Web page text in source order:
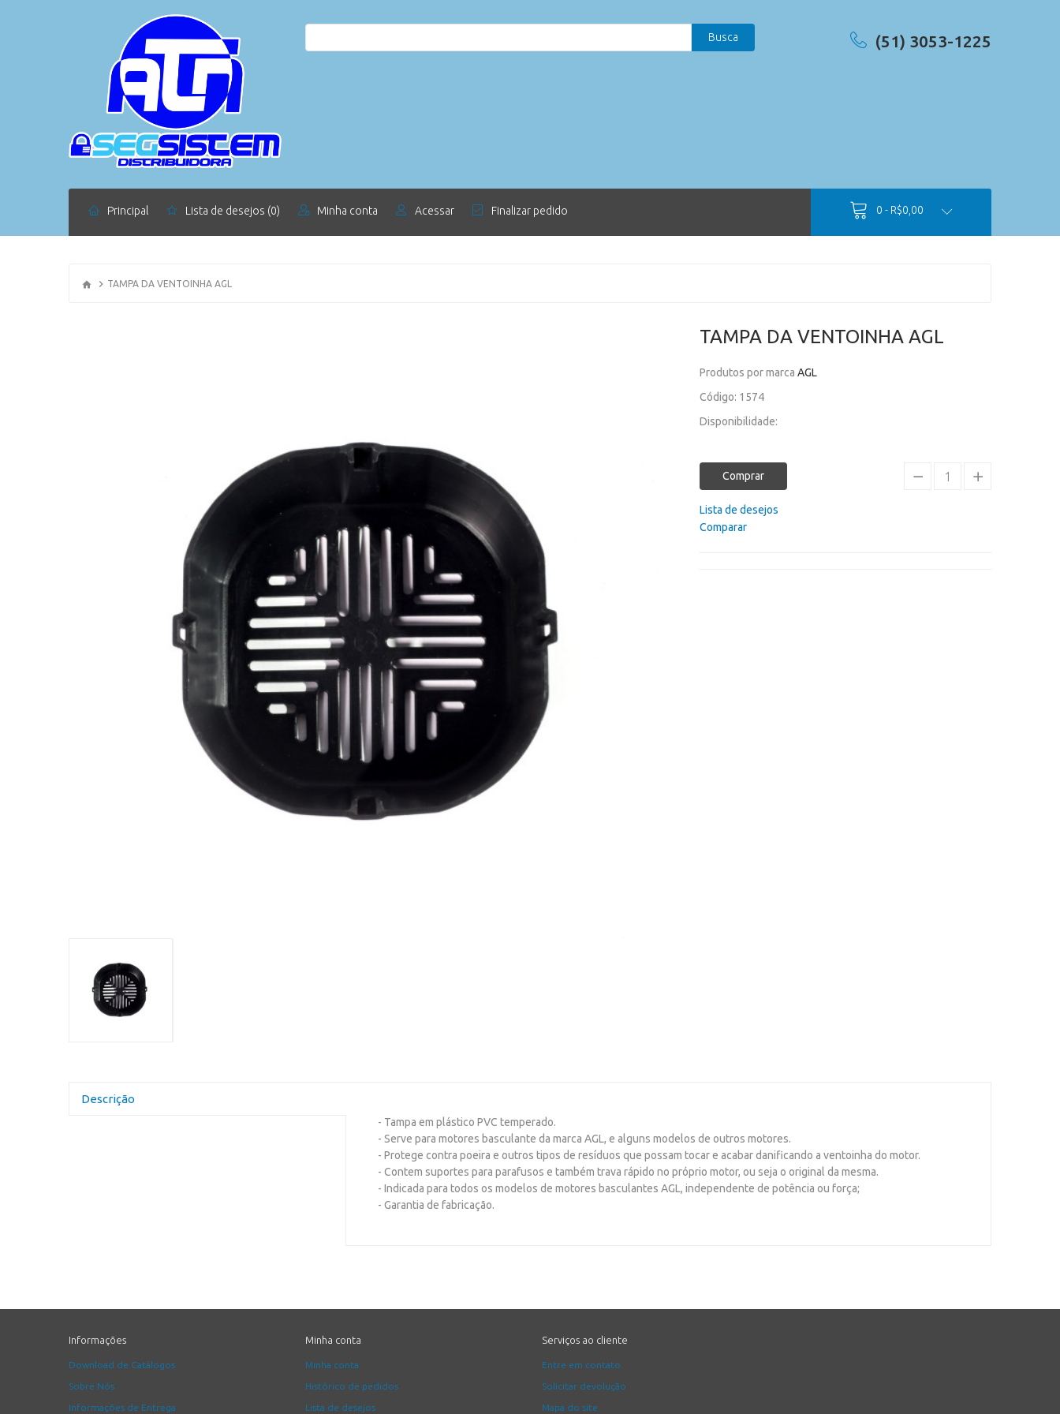
(51) 3053-1225
Busca
Principal Lista de desejos (0) Minha conta Acessar Finalizar pedido 0 - R$0,00
TAMPA DA VENTOINHA AGL
TAMPA DA VENTOINHA AGL
Produtos por marca AGL
Código: 1574
Disponibilidade:
Comprar
Lista de desejos
Comparar
Descrição
- Tampa em plástico PVC temperado.
- Serve para motores basculante da marca AGL, e alguns modelos de outros motores.
- Protege contra poeira e outros tipos de resíduos que possam tocar e acabar danificando a ventoinha do motor.
- Contem suportes para parafusos e também trava rápido no próprio motor, ou seja o original da mesma.
- Indicada para todos os modelos de motores basculantes AGL, independente de potência ou força;
- Garantia de fabricação.
Informações
Download de Catálogos
Sobre Nós
Informações de Entrega
Minha conta
Minha conta
Histórico de pedidos
Lista de desejos
Serviços ao cliente
Entre em contato
Solicitar devolução
Mapa do site